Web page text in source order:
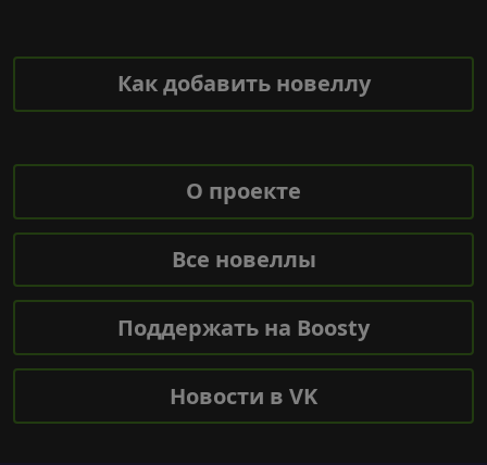
Как добавить новеллу
О проекте
Все новеллы
Поддержать на Boosty
Новости в VK